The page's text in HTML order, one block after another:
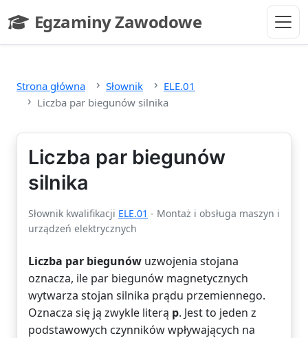
Egzaminy Zawodowe
- strona główna
Strona główna Słownik
ELE.01
Liczba par biegunów silnika
Liczba par biegunów
silnika
Słownik kwalifikacji ELE.01 - Montaż i obsługa maszyn i
urządzeń elektrycznych
Liczba par biegunów uzwojenia stojana
oznacza, ile par biegunów magnetycznych
wytwarza stojan silnika prądu przemiennego.
Oznacza się ją zwykle literą p. Jest to jeden z
podstawowych czynników wpływających na